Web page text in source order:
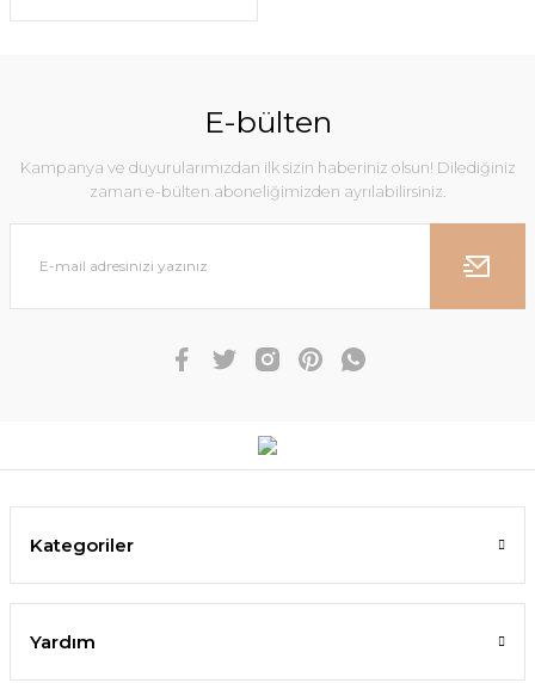
E-bülten
Kampanya ve duyurularımızdan ilk sizin haberiniz olsun! Dilediğiniz
zaman e-bülten aboneliğimizden ayrılabilirsiniz.
Kategoriler
Yardım